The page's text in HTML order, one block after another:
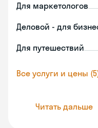
Для маркетологов
Деловой - для
Для путешествий
Все услуги и цены
Читать дальше